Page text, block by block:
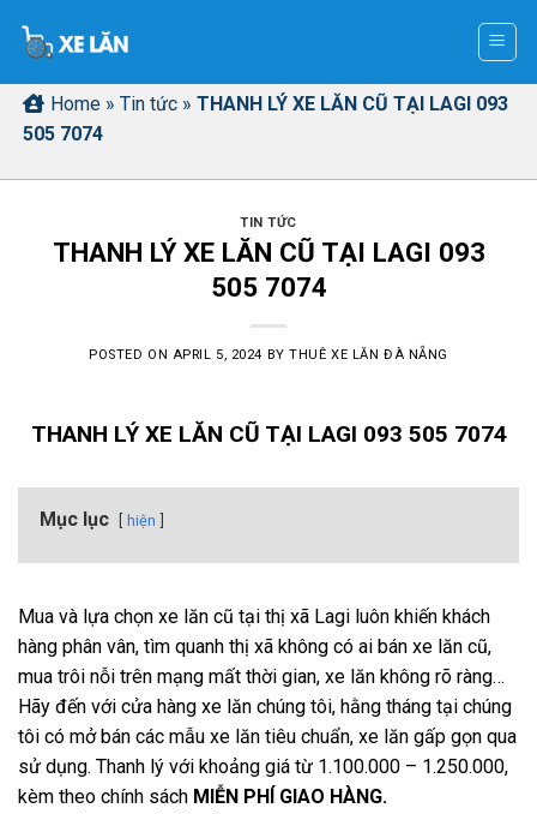
Home » Tin tức » THANH LÝ XE LĂN CŨ TẠI LAGI 093
505 7074
TIN TỨC
THANH LÝ XE LĂN CŨ TẠI LAGI 093
505 7074
POSTED ON APRIL 5, 2024 BYTHUÊ XE LĂN ĐÀ NẴNG
THANH LÝ XE LĂN CŨ TẠI LAGI 093 505 7074
Mục lục hiện
Mua và lựa chọn xe lăn cũ tại thị xã Lagi luôn khiến khách
hàng phân vân, tìm quanh thị xã không có ai bán xe lăn cũ,
mua trôi nỗi trên mạng mất thời gian, xe lăn không rõ ràng…
Hãy đến với cửa hàng xe lăn chúng tôi, hằng tháng tại chúng
tôi có mở bán các mẫu xe lăn tiêu chuẩn, xe lăn gấp gọn qua
sử dụng. Thanh lý với khoảng giá từ 1.100.000 – 1.250.000,
kèm theo chính sách MIỄN PHÍ GIAO HÀNG.